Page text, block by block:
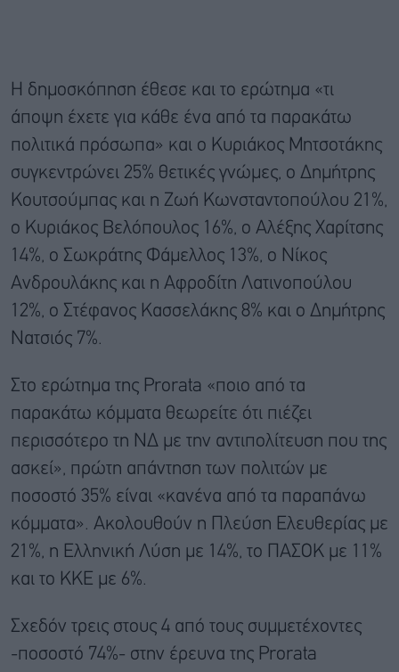
Η δημοσκόπηση έθεσε και το ερώτημα «τι
άποψη έχετε για κάθε ένα από τα παρακάτω
πολιτικά πρόσωπα» και ο Κυριάκος Μητσοτάκης
συγκεντρώνει 25% θετικές γνώμες, ο Δημήτρης
Κουτσούμπας και η Ζωή Κωνσταντοπούλου 21%,
ο Κυριάκος Βελόπουλος 16%, ο Αλέξης Χαρίτσης
14%, ο Σωκράτης Φάμελλος 13%, ο Νίκος
Ανδρουλάκης και η Αφροδίτη Λατινοπούλου
12%, ο Στέφανος Κασσελάκης 8% και ο Δημήτρης
Νατσιός 7%.
Στο ερώτημα της Prorata «ποιο από τα
παρακάτω κόμματα θεωρείτε ότι πιέζει
περισσότερο τη ΝΔ με την αντιπολίτευση που της
ασκεί», πρώτη απάντηση των πολιτών με
ποσοστό 35% είναι «κανένα από τα παραπάνω
κόμματα». Ακολουθούν η Πλεύση Ελευθερίας με
21%, η Ελληνική Λύση με 14%, το ΠΑΣΟΚ με 11%
και το ΚΚΕ με 6%.
Σχεδόν τρεις στους 4 από τους συμμετέχοντες
-ποσοστό 74%- στην έρευνα της Prorata